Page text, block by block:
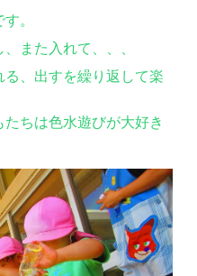
。
また入れて、、、
、出すを繰り返して楽
ちは色水遊びが大好き